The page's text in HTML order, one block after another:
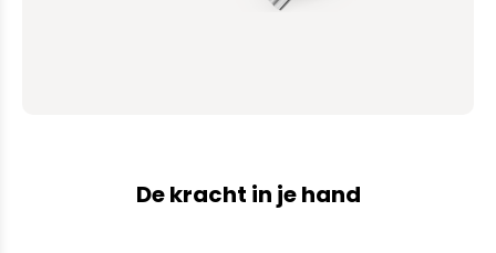
De kracht in je hand